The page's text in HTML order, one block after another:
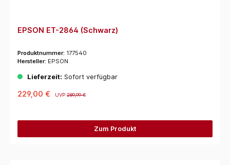
EPSON ET-2864 (Schwarz)
Produktnummer: 177540
Hersteller: EPSON
Lieferzeit: Sofort verfügbar
229,00 € UVP289,99 €
Zum Produkt